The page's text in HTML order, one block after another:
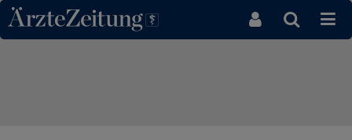
Direkt zum Inhaltsbereich